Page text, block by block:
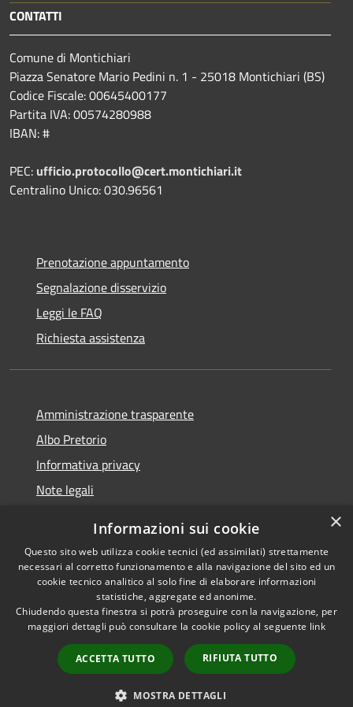
CONTATTI
Comune di Montichiari
Piazza Senatore Mario Pedini n. 1 - 25018 Montichiari (BS)
Codice Fiscale: 00645400177
Partita IVA: 00574280988
IBAN: #
PEC: ufficio.protocollo@cert.montichiari.it
Centralino Unico: 030.96561
Prenotazione appuntamento
Segnalazione disservizio
Leggi le FAQ
Richiesta assistenza
Amministrazione trasparente
Albo Pretorio
Informativa privacy
Note legali
Whisteblowing
RSS
Accessibilità
Copyright © 2026 • Comune di
Municipium•
Accesso
redazione
×
Informazioni sui cookie
Questo sito web utilizza cookie tecnici (ed assimilati) strettamente
necessari al corretto funzionamento e alla navigazione del sito ed un
cookie tecnico analitico al solo fine di elaborare informazioni
statistiche, aggregate ed anonime.
Chiudendo questa finestra si potrà proseguire con la navigazione, per
maggiori dettagli può consultare la cookie policy al seguente link
ACCETTA TUTTO RIFIUTA TUTTO
MOSTRA DETTAGLI